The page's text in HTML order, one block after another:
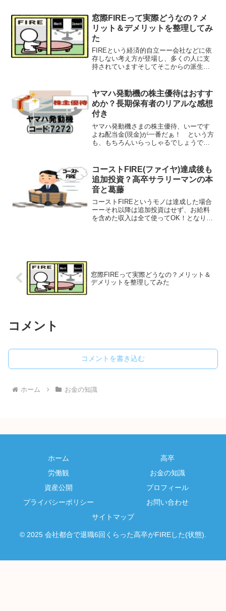
すし、株主優待の場合、高い還元率が多
い事も魅力的です実際、私は...
窓際FIREって実際どうなの？メ
リット＆デメリットを整理してみ
た
FIREという経済的自立ーー会社などに依
存しない考え方が登場し、多くの人に支
持されていますそしてそこからの派生で
たわけですが・・・その中でも窓際FIRE
は個...
ヤマハ発動機の株主優待はおすす
めか？長期保有者のリアルな感想
付き
ヤマハ発動機さまの株主優待、いーです
よね配当金(現金)が一番だぁ！ という方
も、もちろんいらっしゃるでしょうです
っかけを頂けることが地味に楽しい所で
す実際、私は他の株主...
コーストFIRE(ファイヤ)達成後も
追加投資？高卒サラリーマンの本
音と葛藤
コーストFIREというモノは達成した場合
ーーそれ以降は追加投資はせず、お給料
を含めた収入は全て使ってOK！となりま
窓際FIREって実際どうなの？メリット＆
デメリットを整理してみた
コメント
コメントを書き込む
ホーム お金の知識
ホーム
高卒
労働観
お金の知識
資産公開
プロフィール
プライバシーポリシー
お問い合わせ
サイトマップ
© 2025 会社都合で退職6回くらった高卒がFIREした(状態).